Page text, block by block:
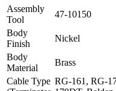
Assembly
Tool
47-10150
Body
Finish
Nickel
Body
Material
Brass
Cable Type RG-161, RG-